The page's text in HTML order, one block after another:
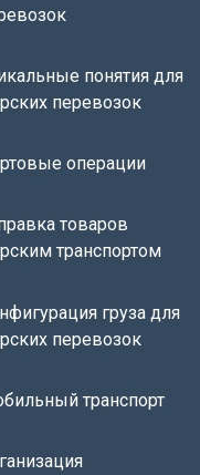
понятия для
перевозок
операции
товаров
транспортом
груза для
перевозок
транспорт